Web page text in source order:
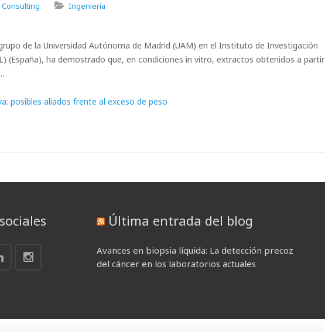
Consulting Ingeniería
de la Universidad Autónoma de Madrid (UAM) en el Instituto de Investigación
(España), ha demostrado que, en condiciones in vitro, extractos obtenidos a partir
posibles aliados frente al exceso de peso
Última entrada del blog
Avances en biopsia líquida: La detección precoz
del cáncer en los laboratorios actuales